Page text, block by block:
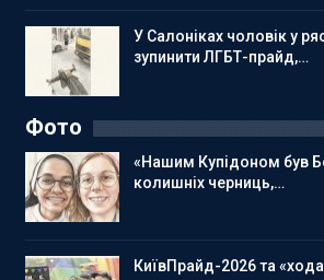
У Салоніках чоловік у
зупинити ЛГБТ-прайд,…
Фото
«Нашим Купідоном був
колишніх черниць,…
КиївПрайд-2026 та «хода